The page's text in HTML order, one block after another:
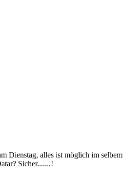
Dienstag, alles ist möglich im
Sicher.......!